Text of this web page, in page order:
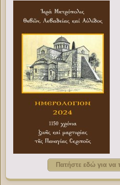
Πατήστε εδώ για να